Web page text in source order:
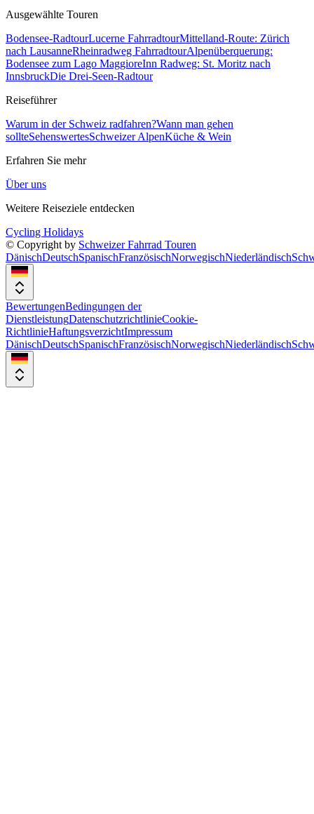
Ausgewählte Touren
Bodensee-RadtourLucerne FahrradtourMittelland-Route: Zürich
nach LausanneRheinradweg FahrradtourAlpenüberquerung:
Bodensee zum Lago MaggioreInn Radweg: St. Moritz nach
InnsbruckDie Drei-Seen-Radtour
Reiseführer
Warum in der Schweiz radfahren?Wann man gehen
sollteSehenswertesSchweizer AlpenKüche & Wein
Erfahren Sie mehr
Über uns
Weitere Reiseziele entdecken
Cycling Holidays
© Copyright by Schweizer Fahrrad Touren
DänischDeutschSpanischFranzösischNorwegischNiederländisch
BewertungenBedingungen der
DienstleistungDatenschutzrichtlinieCookie-
RichtlinieHaftungsverzichtImpressum
DänischDeutschSpanischFranzösischNorwegischNiederländisch